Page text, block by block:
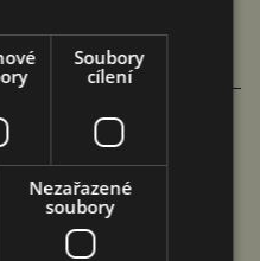
PRVNÍ
FAST
SPOLUPRÁCI
Soubory
cílení
Nezařazené
soubory